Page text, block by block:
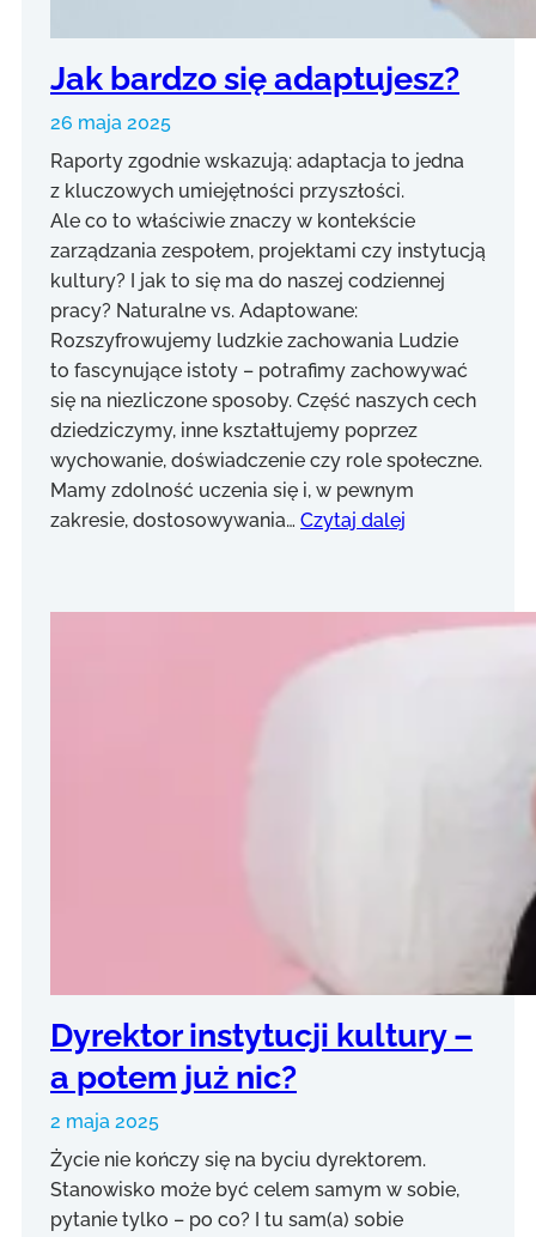
Jak bardzo się adaptujesz?
26 maja 2025
Raporty zgodnie wskazują: adaptacja to jedna
z kluczowych umiejętności przyszłości.
Ale co to właściwie znaczy w kontekście
zarządzania zespołem, projektami czy instytucją
kultury? I jak to się ma do naszej codziennej
pracy? Naturalne vs. Adaptowane:
Rozszyfrowujemy ludzkie zachowania Ludzie
to fascynujące istoty – potrafimy zachowywać
się na niezliczone sposoby. Część naszych cech
dziedziczymy, inne kształtujemy poprzez
wychowanie, doświadczenie czy role społeczne.
Mamy zdolność uczenia się i, w pewnym
zakresie, dostosowywania… Czytaj dalej
Dyrektor instytucji kultury –
a potem już nic?
2 maja 2025
Życie nie kończy się na byciu dyrektorem.
Stanowisko może być celem samym w sobie,
pytanie tylko – po co? I tu sam(a) sobie